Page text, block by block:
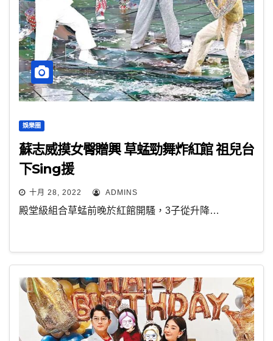
娛樂圈
蘇志威摸女臀贈興 草蜢勁舞炸紅館 祖兒台
下Sing援
十月 28, 2022 ADMINS
殿堂級組合草蜢前晚於紅館開騷，3子從升降…